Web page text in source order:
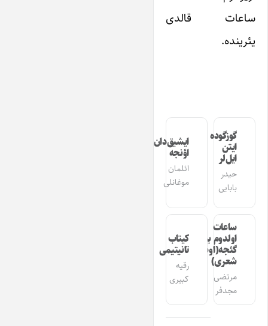
ساعات قالدی
یئرینده.
گوزگوده
ایتن
ایل‌لر
حیدر
بابایی
ایشیق‌دان
اؤنجه
ائلمان
موغانلی
ساعات
اولدوم بیر
گئجه(اوشاق
شعری)
مرتضی
مجدفر
کیتاب
تانیتیمی
رقیه
کبیری